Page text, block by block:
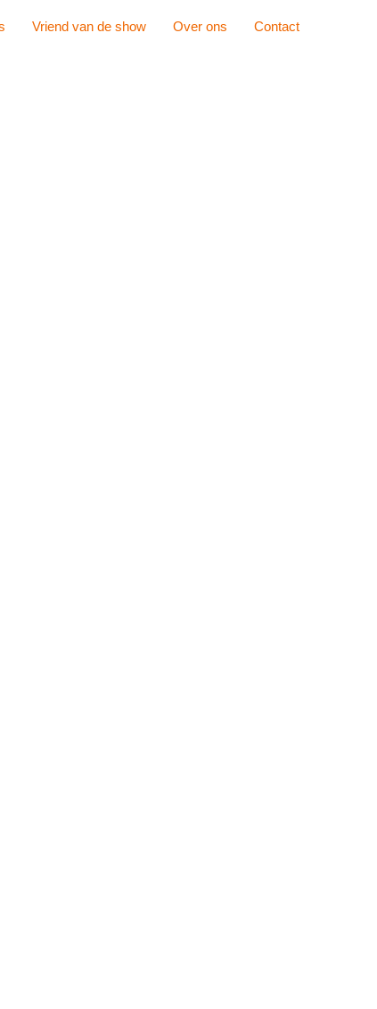
Vriend van de show Over ons Contact